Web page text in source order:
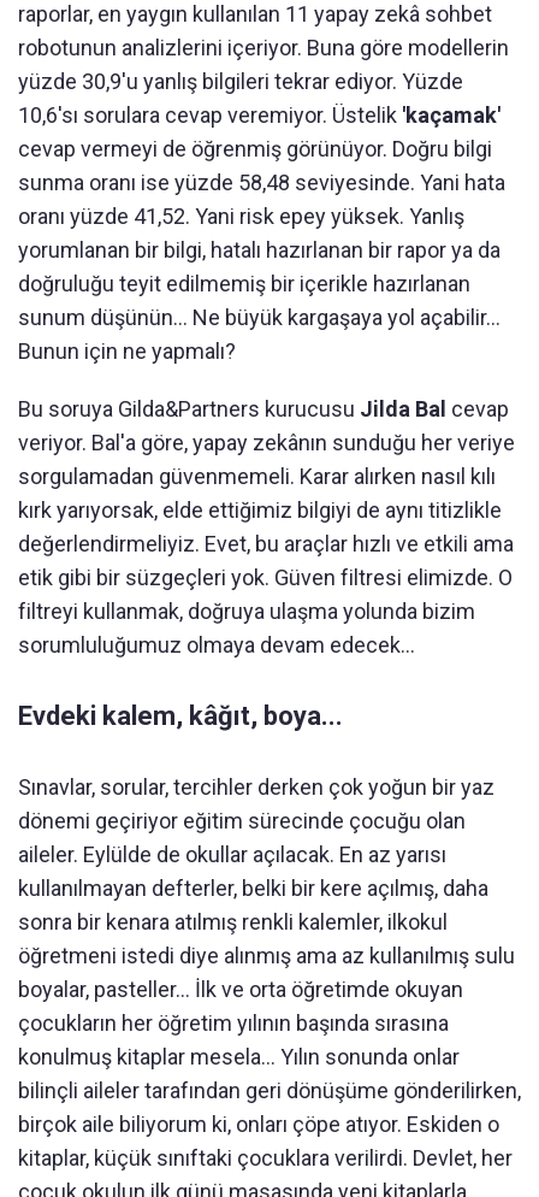
raporlar, en yaygın kullanılan 11 yapay zekâ sohbet
robotunun analizlerini içeriyor. Buna göre modellerin
yüzde 30,9'u yanlış bilgileri tekrar ediyor. Yüzde
10,6'sı sorulara cevap veremiyor. Üstelik 'kaçamak'
cevap vermeyi de öğrenmiş görünüyor. Doğru bilgi
sunma oranı ise yüzde 58,48 seviyesinde. Yani hata
oranı yüzde 41,52. Yani risk epey yüksek. Yanlış
yorumlanan bir bilgi, hatalı hazırlanan bir rapor ya da
doğruluğu teyit edilmemiş bir içerikle hazırlanan
sunum düşünün... Ne büyük kargaşaya yol açabilir...
Bunun için ne yapmalı?
Bu soruya Gilda&Partners kurucusu Jilda Bal cevap
veriyor. Bal'a göre, yapay zekânın sunduğu her veriye
sorgulamadan güvenmemeli. Karar alırken nasıl kılı
kırk yarıyorsak, elde ettiğimiz bilgiyi de aynı titizlikle
değerlendirmeliyiz. Evet, bu araçlar hızlı ve etkili ama
etik gibi bir süzgeçleri yok. Güven filtresi elimizde. O
filtreyi kullanmak, doğruya ulaşma yolunda bizim
sorumluluğumuz olmaya devam edecek...
Evdeki kalem, kâğıt, boya...
Sınavlar, sorular, tercihler derken çok yoğun bir yaz
dönemi geçiriyor eğitim sürecinde çocuğu olan
aileler. Eylülde de okullar açılacak. En az yarısı
kullanılmayan defterler, belki bir kere açılmış, daha
sonra bir kenara atılmış renkli kalemler, ilkokul
öğretmeni istedi diye alınmış ama az kullanılmış sulu
boyalar, pasteller... İlk ve orta öğretimde okuyan
çocukların her öğretim yılının başında sırasına
konulmuş kitaplar mesela... Yılın sonunda onlar
bilinçli aileler tarafından geri dönüşüme gönderilirken,
birçok aile biliyorum ki, onları çöpe atıyor. Eskiden o
kitaplar, küçük sınıftaki çocuklara verilirdi. Devlet, her
çocuk okulun ilk günü masasında yeni kitaplarla